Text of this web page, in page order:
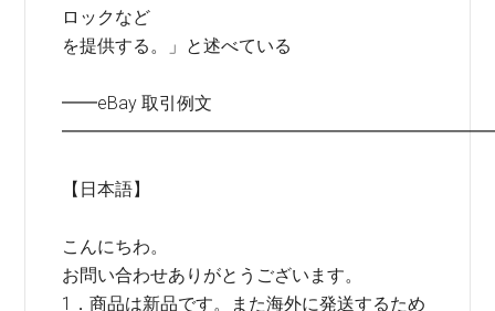
ロックなど
を提供する。」と述べている
━━eBay 取引例文
【日本語】
こんにちわ。
お問い合わせありがとうございます。
1．商品は新品です。また海外に発送するため